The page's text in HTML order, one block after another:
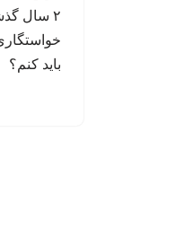
۲ سال
باید کنم؟